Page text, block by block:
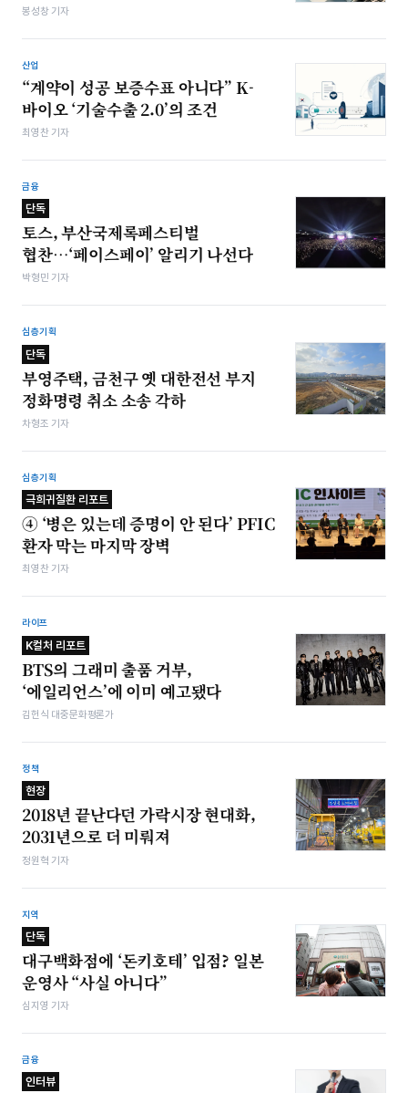
봉성창 기자
산업
“계약이 성공 보증수표 아니다” K-
바이오 ‘기술수출 2.0’의 조건
최영찬 기자
금융
단독
토스, 부산국제록페스티벌
협찬…‘페이스페이’ 알리기 나선다
박형민 기자
심층기획
단독
부영주택, 금천구 옛 대한전선 부지
정화명령 취소 소송 각하
차형조 기자
심층기획
극희귀질환 리포트
④ ‘병은 있는데 증명이 안 된다’ PFIC
환자 막는 마지막 장벽
최영찬 기자
라이프
K컬처 리포트
BTS의 그래미 출품 거부,
‘에일리언스’에 이미 예고됐다
김헌식 대중문화평론가
정책
현장
2018년 끝난다던 가락시장 현대화,
2031년으로 더 미뤄져
정원혁 기자
지역
단독
대구백화점에 ‘돈키호테’ 입점? 일본
운영사 “사실 아니다”
심지영 기자
금융
인터뷰